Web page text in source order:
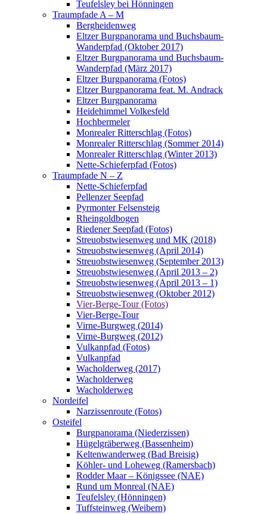
Teufelsley bei Hönningen
Traumpfade A – M
Bergheidenweg
Eltzer Burgpanorama und Buchsbaum-
Wanderpfad (Oktober 2017)
Eltzer Burgpanorama und Buchsbaum-
Wanderpfad (März 2017)
Eltzer Burgpanorama (Fotos)
Eltzer Burgpanorama feat. M. Andrack
Eltzer Burgpanorama
Heidehimmel Volkesfeld
Hochbermeler
Monrealer Ritterschlag (Fotos)
Monrealer Ritterschlag (Sommer 2014)
Monrealer Ritterschlag (Winter 2013)
Nette-Schieferpfad (Fotos)
Traumpfade N – Z
Nette-Schieferpfad
Pellenzer Seepfad
Pyrmonter Felsensteig
Rheingoldbogen
Riedener Seepfad (Fotos)
Streuobstwiesenweg und MK (2018)
Streuobstwiesenweg (April 2014)
Streuobstwiesenweg (September 2013)
Streuobstwiesenweg (April 2013 – 2)
Streuobstwiesenweg (April 2013 – 1)
Streuobstwiesenweg (Oktober 2012)
Vier-Berge-Tour (Fotos)
Vier-Berge-Tour
Virne-Burgweg (2014)
Virne-Burgweg (2012)
Vulkanpfad (Fotos)
Vulkanpfad
Wacholderweg (2017)
Wacholderweg
Wacholderweg
Nordeifel
Narzissenroute (Fotos)
Osteifel
Burgpanorama (Niederzissen)
Hügelgräberweg (Bassenheim)
Keltenwanderweg (Bad Breisig)
Köhler- und Loheweg (Ramersbach)
Rodder Maar – Königssee (NAE)
Rund um Monreal (NAE)
Teufelsley (Hönningen)
Tuffsteinweg (Weibern)